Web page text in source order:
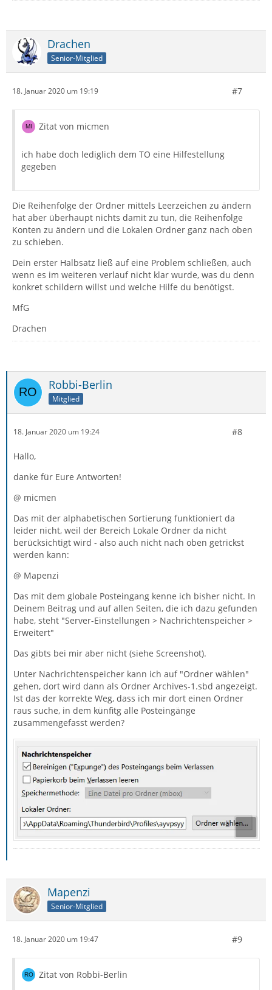
Drachen
Senior-Mitglied
18. Januar 2020 um 19:19 #7
Zitat von micmen
ich habe doch lediglich dem TO eine Hilfestellung
gegeben
Die Reihenfolge der Ordner mittels Leerzeichen zu ändern
hat aber überhaupt nichts damit zu tun, die Reihenfolge
Konten zu ändern und die Lokalen Ordner ganz nach oben
zu schieben.
Dein erster Halbsatz ließ auf eine Problem schließen, auch
wenn es im weiteren verlauf nicht klar wurde, was du denn
konkret schildern willst und welche Hilfe du benötigst.
MfG
Drachen
Robbi-Berlin
Mitglied
18. Januar 2020 um 19:24 #8
Hallo,
danke für Eure Antworten!
@ micmen
Das mit der alphabetischen Sortierung funktioniert da
leider nicht, weil der Bereich Lokale Ordner da nicht
berücksichtigt wird - also auch nicht nach oben getrickst
werden kann:
@ Mapenzi
Das mit dem globale Posteingang kenne ich bisher nicht. In
Deinem Beitrag und auf allen Seiten, die ich dazu gefunden
habe, steht "Server-Einstellungen > Nachrichtenspeicher >
Erweitert"
Das gibts bei mir aber nicht (siehe Screenshot).
Unter Nachrichtenspeicher kann ich auf "Ordner wählen"
gehen, dort wird dann als Ordner Archives-1.sbd angezeigt.
Ist das der korrekte Weg, dass ich mir dort einen Ordner
raus suche, in dem künfitg alle Posteingänge
zusammengefasst werden?
Mapenzi
Senior-Mitglied
18. Januar 2020 um 19:47 #9
Zitat von Robbi-Berlin